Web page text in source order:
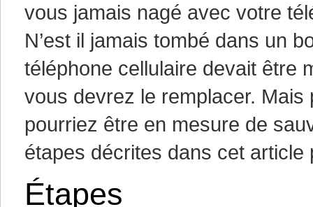
vous jamais nagé avec votre
N’est il jamais tombé dans un
téléphone cellulaire devait être
vous devrez le remplacer.
pourriez être en mesure de
étapes décrites dans cet
Étapes